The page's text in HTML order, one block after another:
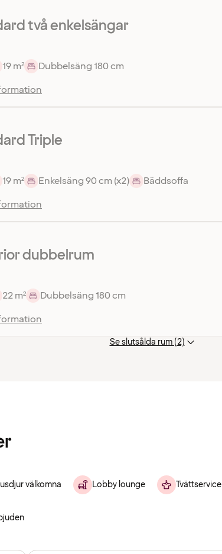
två enkelsängar
19 m²
Dubbelsäng 180 cm
Triple
19 m² Enkelsäng 90 cm (x2)
Bäddsoffa
dubbelrum
22 m²
Dubbelsäng 180 cm
Se slutsålda rum (2)
välkomna Lobby lounge Tvättservice